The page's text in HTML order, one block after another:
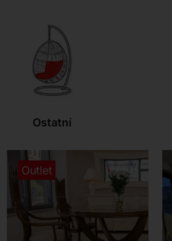
Ostatní
Outlet